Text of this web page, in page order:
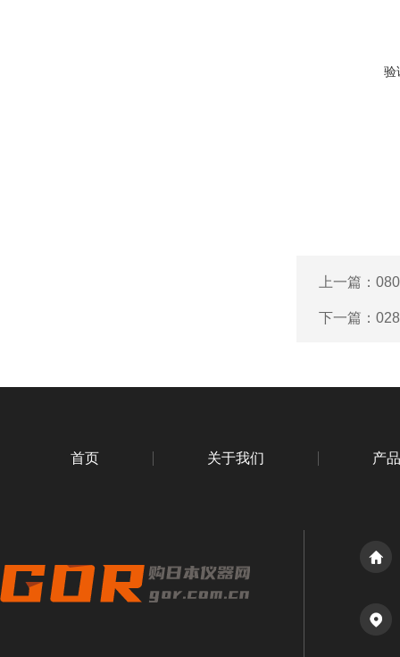
验
上一篇：
下一篇：
首页 关于我们 产